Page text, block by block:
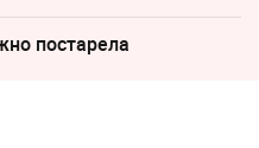
постарела